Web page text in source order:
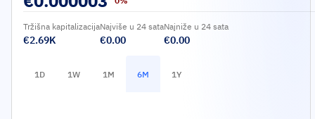
Tržišna kapitalizacija
€2.69K
Najviše u 24 sata
€0.00
Najniže u 24 sata
€0.00
1D 1W 1M 6M 1Y